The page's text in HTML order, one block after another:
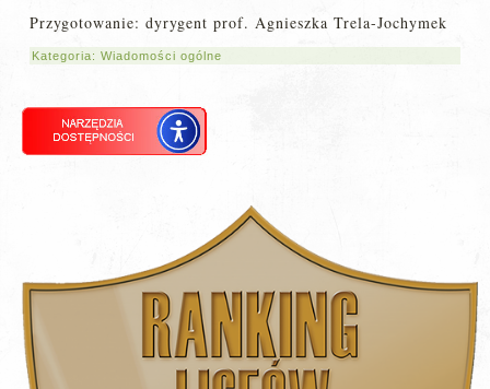
Przygotowanie: dyrygent prof. Agnieszka Trela-Jochymek
Kategoria:Wiadomości ogólne